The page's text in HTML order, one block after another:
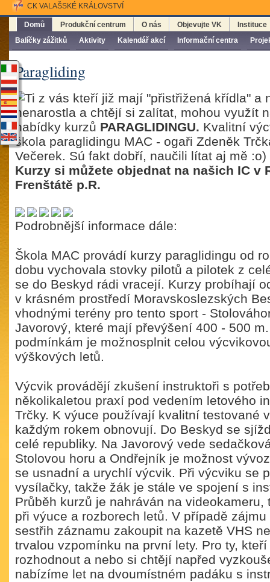
CK VALAŠSKÉ KRÁLOVSTVÍ
Domů
Balíčky zážitků
Aktivity Kalendář akcí Informační centra
Produkční centrum O nás Objevujte VK Instituce
Paragliding
Ti z vás kteří již mají "přistřižená křídla" a
nenarostla a chtějí si zalítat, mohou využít
nabídky kurzů PARAGLIDINGU. Kvalitní
škola paraglidingu MAC - ogaři Zdeněk
Večerek. Sú fakt dobří, naučili lítat aj mě :o)
Kurzy si můžete objednat na našich IC v
Frenštátě p.R.
Podrobnější informace dále:
Škola MAC provádí kurzy paraglidingu od
dobu vychovala stovky pilotů a pilotek z
se do Beskyd rádi vracejí. Kurzy probíhají
v krásném prostředí Moravskoslezských
vhodnými terény pro tento sport -
Javorový, které mají převýšení 400 - 500
podmínkám je možnosplnit celou
výškových letů.
Výcvik provádějí zkušení instruktoři s
několikaletou praxí pod vedením letového
Trčky. K výuce používají kvalitní testované
každým rokem obnovují. Do Beskyd se
celé republiky. Na Javorový vede
Stolovou horu a Ondřejník je možnost
se usnadní a urychlí výcvik. Při výcviku se
vysílačky, takže žák je stále ve spojení s
Průběh kurzů je nahráván na videokameru,
při výuce a rozborech letů. V případě
sestřih záznamu zakoupit na kazetě VHS
trvalou vzpomínku na první lety. Pro ty,
rozhodnout a nebo si chtějí napřed
nabízíme let na dvoumístném padáku s